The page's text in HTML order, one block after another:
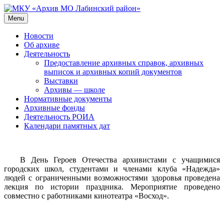
Skip
to
content
МКУ «Архив МО Лабинский район»
Официальный сайт
Menu
Новости
Об архиве
Деятельность
Предоставление архивных справок, архивных
выписок и архивных копий документов
Выставки
Архивы — школе
Нормативные документы
Архивные фонды
Деятельность РОИА
Календари памятных дат
В День Героев Отечества архивистами с учащимися
городских школ, студентами и членами клуба «Надежда»
людей с ограниченными возможностями здоровья проведена
лекция по истории праздника. Мероприятие проведено
совместно с работниками кинотеатра «Восход».